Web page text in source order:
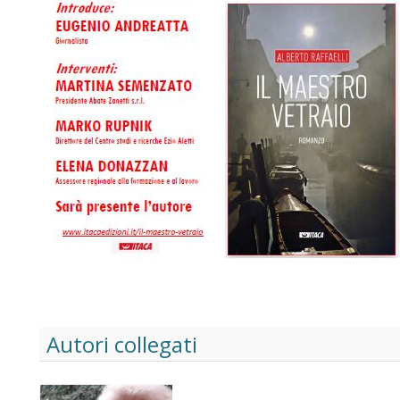
Autori collegati